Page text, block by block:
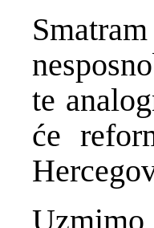
te
će
Uzmimo